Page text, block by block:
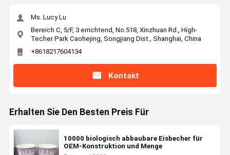
Ms. Lucy Lu
Bereich C, 5/F, 3 errichtend, No.518, Xinzhuan Rd., High-
Techer Park Caohejing, Songjiang Dist., Shanghai, China
+8618217604134
Kontakt
Erhalten Sie Den Besten Preis Für
10000 biologisch abbaubare Eisbecher für
OEM-Konstruktion und Menge